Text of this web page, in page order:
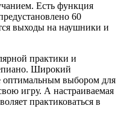
Есть функция
60
выходы на наушники и
практики и
Широкий
оптимальным выбором для
игру. А настраиваемая
практиковаться в